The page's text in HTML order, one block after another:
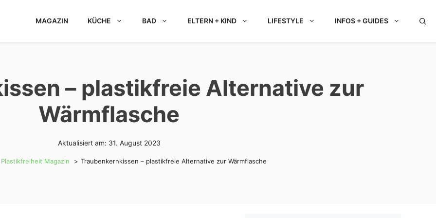
MAGAZIN KÜCHE BAD ELTERN + KIND LIFESTYLE INFOS + GUIDES
– plastikfreie Alternative zur
Wärmflasche
Aktualisiert am: 31. August 2023
Magazin Traubenkernkissen – plastikfreie Alternative zur Wärmflasche